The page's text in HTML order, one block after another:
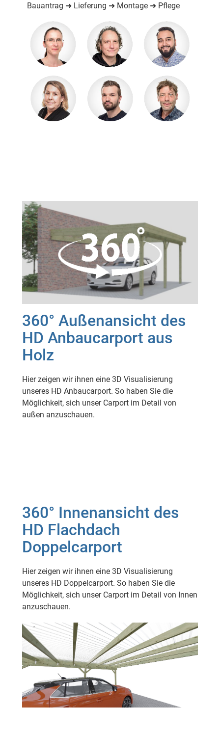
Bauantrag ➜ Lieferung ➜ Montage ➜ Pflege
360° Außenansicht des
HD Anbaucarport aus
Holz
Hier zeigen wir ihnen eine 3D Visualisierung
unseres HD Anbaucarport. So haben Sie die
Möglichkeit, sich unser Carport im Detail von
außen anzuschauen.
360° Innenansicht des
HD Flachdach
Doppelcarport
Hier zeigen wir ihnen eine 3D Visualisierung
unseres HD Doppelcarport. So haben Sie die
Möglichkeit, sich unser Carport im Detail von Innen
anzuschauen.